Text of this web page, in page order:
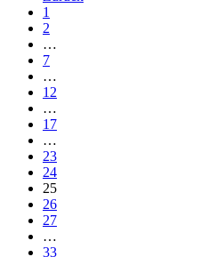
1
2
…
7
…
12
…
17
…
23
24
25
26
27
…
33